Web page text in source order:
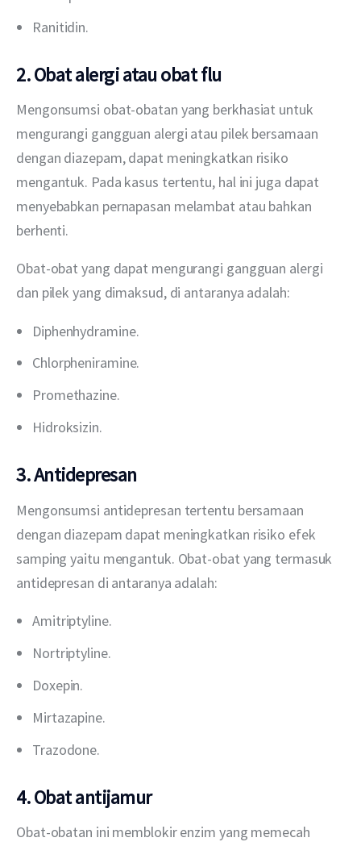
Ranitidin.
2. Obat alergi atau obat flu
Mengonsumsi obat-obatan yang berkhasiat untuk
mengurangi gangguan alergi atau pilek bersamaan
dengan diazepam, dapat meningkatkan risiko
mengantuk. Pada kasus tertentu, hal ini juga dapat
menyebabkan pernapasan melambat atau bahkan
berhenti.
Obat-obat yang dapat mengurangi gangguan alergi
dan pilek yang dimaksud, di antaranya adalah:
Diphenhydramine.
Chlorpheniramine.
Promethazine.
Hidroksizin.
3. Antidepresan
Mengonsumsi antidepresan tertentu bersamaan
dengan diazepam dapat meningkatkan risiko efek
samping yaitu mengantuk. Obat-obat yang termasuk
antidepresan di antaranya adalah:
Amitriptyline.
Nortriptyline.
Doxepin.
Mirtazapine.
Trazodone.
4. Obat antijamur
Obat-obatan ini memblokir enzim yang memecah